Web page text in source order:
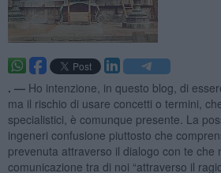
. — Ho intenzione, in questo blog, di
ma il rischio di usare concetti o termini,
specialistici, è comunque presente. La
ingeneri confusione piuttosto che
prevenuta attraverso il dialogo con te che
comunicazione tra di noi “attraverso il